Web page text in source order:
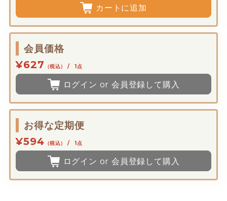
カートに追加
会員価格
¥627 （税込） / 1点
ログイン or 会員登録して購入
お得な定期便
¥594 （税込） / 1点
ログイン or 会員登録して購入